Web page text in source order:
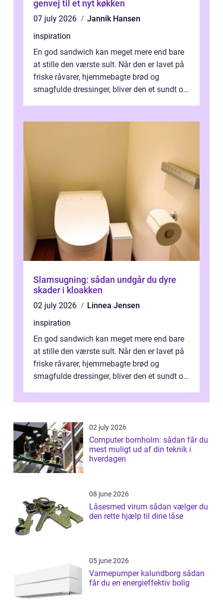
genvej til et nyt køkken
07 july 2026
Jannik Hansen
inspiration
En god sandwich kan meget mere end bare
at stille den værste sult. Når den er lavet på
friske råvarer, hjemmebagte brød og
smagfulde dressinger, bliver den et sundt og
Slamsugning: sådan undgår du dyre
skader i kloakken
02 july 2026
Linnea Jensen
inspiration
En god sandwich kan meget mere end bare
at stille den værste sult. Når den er lavet på
friske råvarer, hjemmebagte brød og
smagfulde dressinger, bliver den et sundt og
02 july 2026
Computer bornholm: sådan får du
mest muligt ud af din teknik i
hverdagen
08 june 2026
Låsesmed virum sådan vælger du
den rette hjælp til dine låse
05 june 2026
Varmepumper kalundborg sådan
får du en energieffektiv bolig